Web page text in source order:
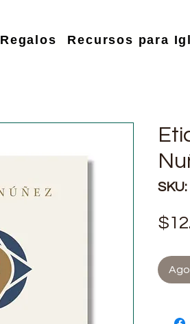
Regalos Recursos para